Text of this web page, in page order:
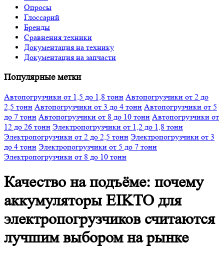
Опросы
Глоссарий
Бренды
Сравнения техники
Документация на технику
Документация на запчасти
Популярные метки
Автопогрузчики от 1,5 до 1,8 тонн Автопогрузчики от 2 до
2,5 тонн Автопогрузчики от 3 до 4 тонн Автопогрузчики от 5
до 7 тонн Автопогрузчики от 8 до 10 тонн Автопогрузчики от
12 до 26 тонн Электропогрузчики от 1,2 до 1,8 тонн
Электропогрузчики от 2 до 2,5 тонн Электропогрузчики от 3
до 4 тонн Электропогрузчики от 5 до 7 тонн
Электропогрузчики от 8 до 10 тонн
Качество на подъёме: почему
аккумуляторы EIKTO для
электропогрузчиков считаются
лучшим выбором на рынке